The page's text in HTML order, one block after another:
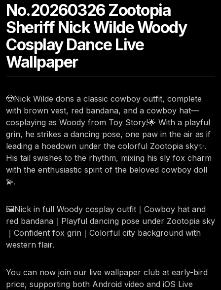
No.20260326 Zootopia
Sheriff Nick Wilde Woody
Cosplay Dance Live
Wallpaper
🤠Nick Wilde dons a classic cowboy outfit, complete
with brown vest, red bandana, and a cowboy hat—
cosplaying as Woody from Toy Story!🌟 With a playful
grin, he strikes a dancing pose, one paw in the air as if
leading a hoedown under the colorful Zootopia sky✨.
His tail swishes to the rhythm, mixing his sly fox charm
with the enthusiastic spirit of the beloved cowboy doll
💫.
🖼️Nick in full Woody cosplay outfit｜Cowboy hat and
red bandana｜Playful dancing pose under Zootopia sky
｜Confident fox grin｜Colorful city background with
western flair.
You can now join our live wallpaper club at early-bird
price, supporting both Android video and iOS Live